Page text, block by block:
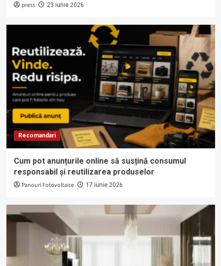
press 23 iunie 2026
Recomandari
Cum pot anunțurile online să susțină consumul
responsabil și reutilizarea produselor
Panouri Fotovoltaice 17 iunie 2026